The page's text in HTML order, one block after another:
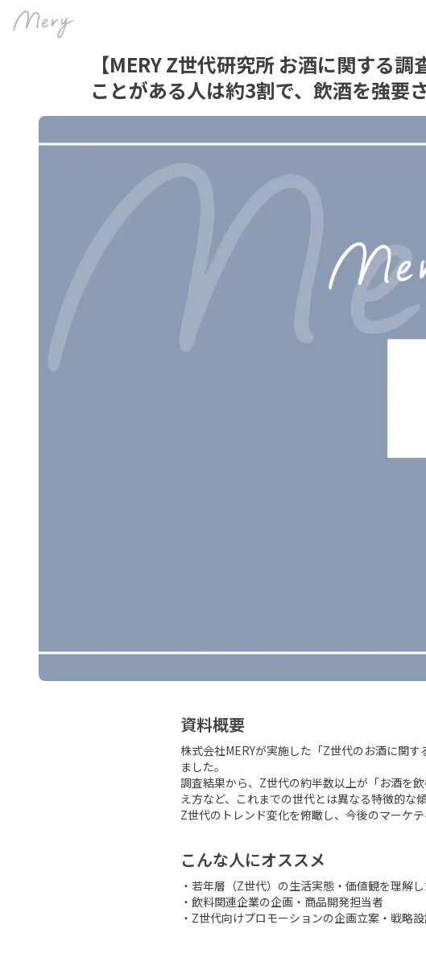
【MERY Z世代研究所 お酒に関する
ことがある人は約3割で、飲酒を強要
資料概要
株式会社MERYが実施した「Z世代のお酒に関
ました。
調査結果から、Z世代の約半数以上が「お酒を
え方など、これまでの世代とは異なる特徴的な
Z世代のトレンド変化を俯瞰し、今後のマーケ
こんな人にオススメ
・若年層（Z世代）の生活実態・価値観を理解
・飲料関連企業の企画・商品開発担当者
・Z世代向けプロモーションの企画立案・戦略